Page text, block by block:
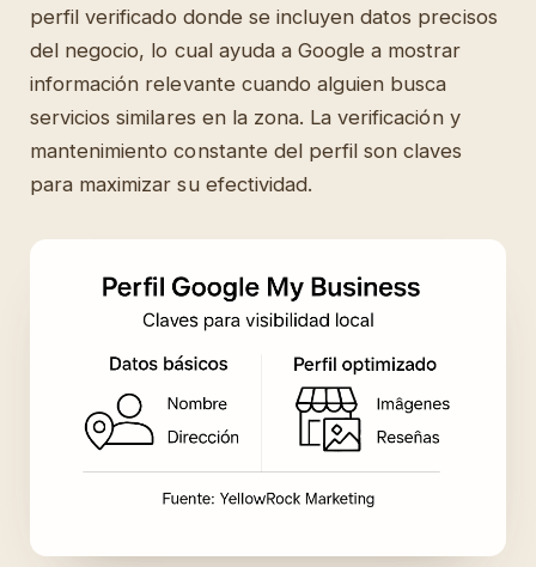
perfil verificado donde se incluyen datos precisos
del negocio, lo cual ayuda a Google a mostrar
información relevante cuando alguien busca
servicios similares en la zona. La verificación y
mantenimiento constante del perfil son claves
para maximizar su efectividad.